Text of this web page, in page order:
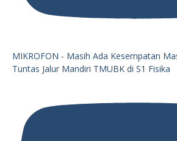
MIKROFON - Masih Ada Kesempatan
Tuntas Jalur Mandiri TMUBK di S1 Fisika